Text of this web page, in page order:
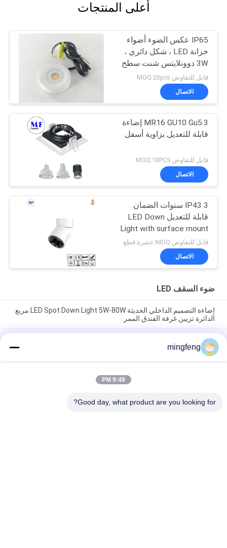
أعلى المنتجات
IP65 عكس الضوء أضواء
خزانة LED ، شكل دائري ،
3W دوونلايتس شنت سطح
صغيرة
قابل للتفاوض MOQ:20pcs
الاتصال
MR16 GU10 Gu5.3 إضاءة
قابلة للتعديل بزاوية أسفل
قابل للتفاوض MOQ:10PCS
الاتصال
IP43 3 سنوات الضمان
قابلة للتعديل LED Down
Light with surface mount
للاستخدام المنزلي لمراكز
التسوق
قابل للتفاوض MOQ:عشرة قطع
الاتصال
ضوء السقف LED
إضاءة التصميم الداخلي الحديثة LED Spot Down Light 5W-80W مربع
الدائرة تزيين غرفة الفندق الممر
الأضواء
استخدام الطاقة لغرفة المعيشة
فئات شعبية
mingfeng
9:49 PM
Good day, what product are you looking for?